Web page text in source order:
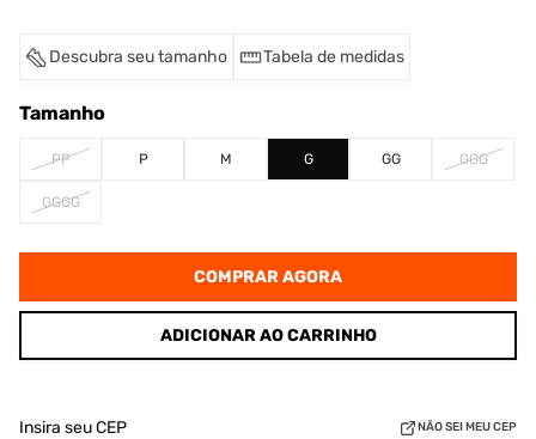
Descubra seu tamanho Tabela de medidas
Tamanho
PP P M G GG GGG
GGGG
COMPRAR AGORA
ADICIONAR AO CARRINHO
Insira seu CEP NÃO SEI MEU CEP